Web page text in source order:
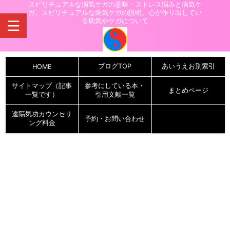
スピリチュアルな病気ケガの意味・ストレス悩みと病気ケ
ガ。スピリチュアルな病気ケガの説明。心が作り出してい
る病気やケガについて
HOME ブログTOP あいうえお別索引
サイトマップ（記事
一覧です）
参考にしている本・
引用文献一覧
まとめページ
遠隔気功カウンセリ
ング料金
予約・お問い合わせ